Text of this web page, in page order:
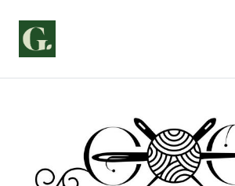
sisältöön